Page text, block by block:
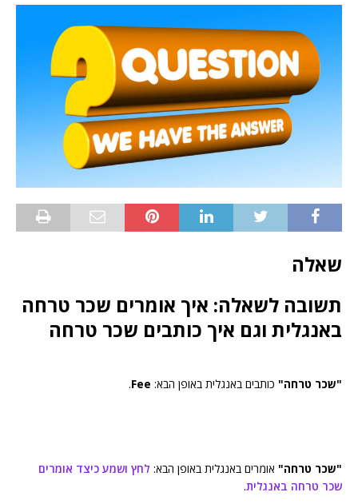
שאלה
תשובה לשאלה: איך אומרים שכר טרחה
באנגלית וגם איך כותבים שכר טרחה
"שכר טרחה" כותבים באנגלית באופן הבא: Fee
.
"שכר טרחה" אומרים באנגלית באופן הבא: לחץ ושמע כיצד אומרים
שכר טרחה באנגלית.